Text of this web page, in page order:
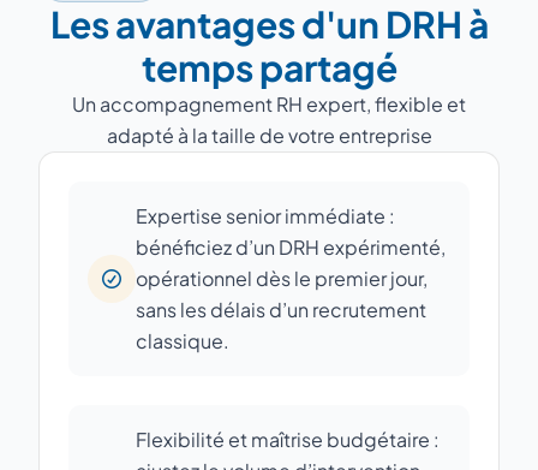
Les avantages d'un DRH à
temps partagé
Un accompagnement RH expert, flexible et
adapté à la taille de votre entreprise
Expertise senior immédiate :
bénéficiez d’un DRH expérimenté,
opérationnel dès le premier jour,
sans les délais d’un recrutement
classique.
Flexibilité et maîtrise budgétaire :